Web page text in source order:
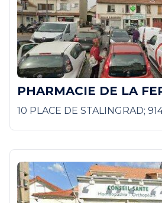
PHARMACIE DE LA
10 PLACE DE STALINGRAD;